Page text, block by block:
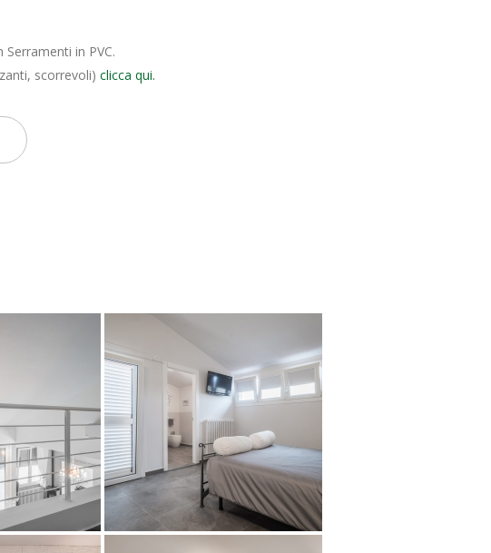
in PVC.
scorrevoli) clicca qui.